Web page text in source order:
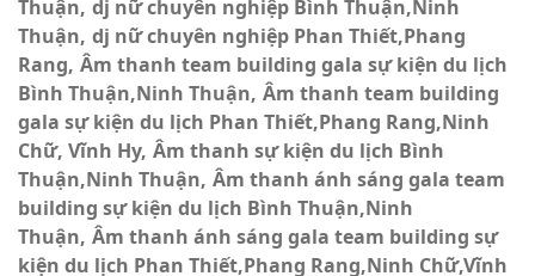
Thuận dj nữ chuyên nghiệp Bình Thuận,Ninh
Thuận dj nữ chuyên nghiệp Phan Thiết,Phang
Rang Âm thanh team building gala sự kiện du lịch
Bình Thuận,Ninh Thuận Âm thanh team building
gala sự kiện du lịch Phan Thiết,Phang Rang,Ninh
Chữ, Vĩnh Hy Âm thanh sự kiện du lịch Bình
Thuận,Ninh Thuận Âm thanh ánh sáng gala team
building sự kiện du lịch Bình Thuận,Ninh
Thuận Âm thanh ánh sáng gala team building sự
kiện du lịch Phan Thiết,Phang Rang,Ninh Chữ,Vĩnh